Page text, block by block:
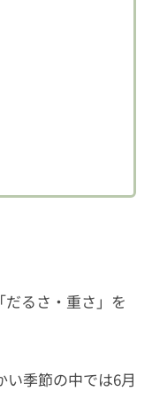
るさ・重さ」を
い季節の中では6月